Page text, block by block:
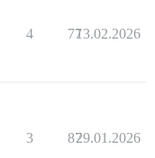
4 7713.02.2026
3 8729.01.2026